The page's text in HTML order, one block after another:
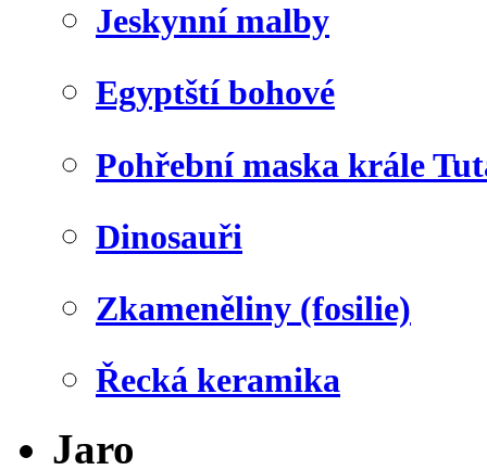
Jeskynní malby
Egyptští bohové
Pohřební maska krále
Dinosauři
Zkameněliny (fosilie)
Řecká keramika
Jaro